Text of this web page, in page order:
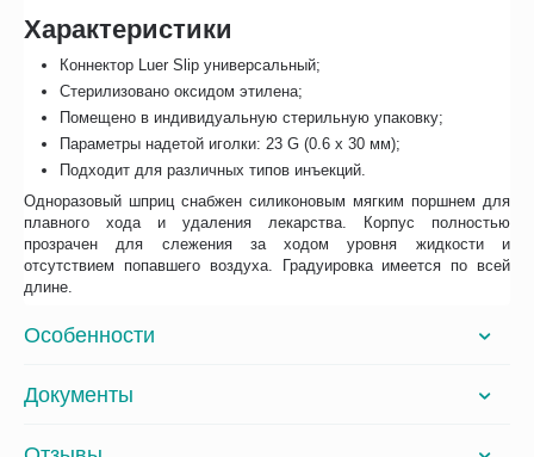
Характеристики
Коннектор Luer Slip универсальный;
Стерилизовано оксидом этилена;
Помещено в индивидуальную стерильную упаковку;
Параметры надетой иголки: 23 G (0.6 x 30 мм);
Подходит для различных типов инъекций.
Одноразовый шприц снабжен силиконовым мягким поршнем для
плавного хода и удаления лекарства. Корпус полностью
прозрачен для слежения за ходом уровня жидкости и
отсутствием попавшего воздуха. Градуировка имеется по всей
длине.
Особенности
Документы